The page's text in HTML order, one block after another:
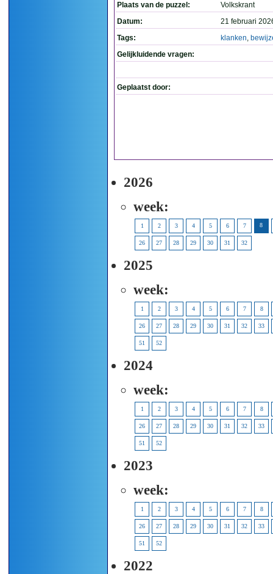
Plaats van de puzzel:
Volkskrant
Datum:
21 februari
Tags:
klanken,
Gelijkluidende vragen:
Geplaatst door:
2026
week:
1 2 3 4 5 6 7 8
26 27 28 29 30 31 32
2025
week:
1 2 3 4 5 6 7 8
26 27 28 29 30 31 32 33
51 52
2024
week:
1 2 3 4 5 6 7 8
26 27 28 29 30 31 32 33
51 52
2023
week:
1 2 3 4 5 6 7 8
26 27 28 29 30 31 32 33
51 52
2022